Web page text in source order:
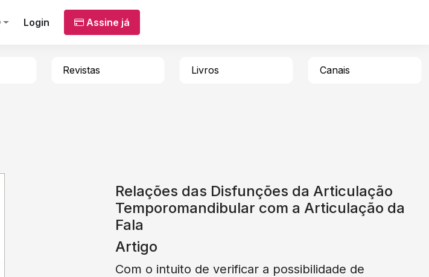
Login Assine já
Revistas Livros Canais
Relações das Disfunções da Articulação
Temporomandibular com a Articulação da
Fala
Artigo
Com o intuito de verificar a possibilidade de